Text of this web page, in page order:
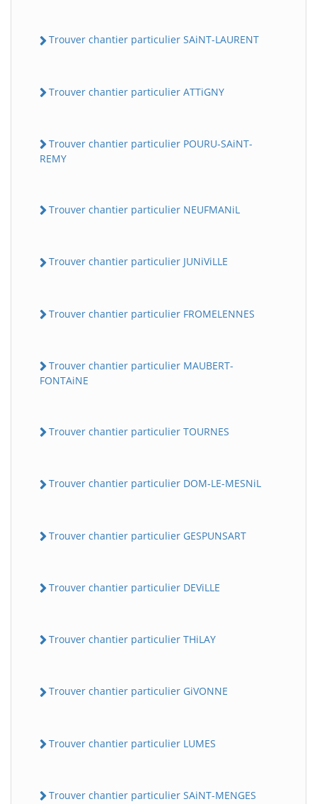
Trouver chantier particulier SAiNT-LAURENT
Trouver chantier particulier ATTiGNY
Trouver chantier particulier POURU-SAiNT-
REMY
Trouver chantier particulier NEUFMANiL
Trouver chantier particulier JUNiViLLE
Trouver chantier particulier FROMELENNES
Trouver chantier particulier MAUBERT-
FONTAiNE
Trouver chantier particulier TOURNES
Trouver chantier particulier DOM-LE-MESNiL
Trouver chantier particulier GESPUNSART
Trouver chantier particulier DEViLLE
Trouver chantier particulier THiLAY
Trouver chantier particulier GiVONNE
Trouver chantier particulier LUMES
Trouver chantier particulier SAiNT-MENGES